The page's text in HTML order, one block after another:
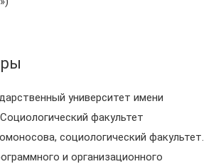
университет имени
факультет
социологический факультет.
и организационного